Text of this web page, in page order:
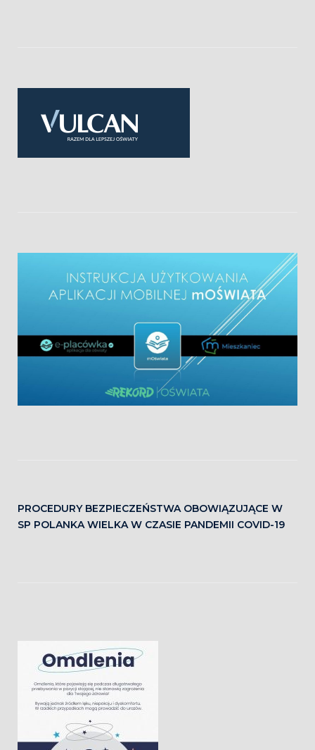
PROCEDURY BEZPIECZEŃSTWA OBOWIĄZUJĄCE W
SP POLANKA WIELKA W CZASIE PANDEMII COVID-19